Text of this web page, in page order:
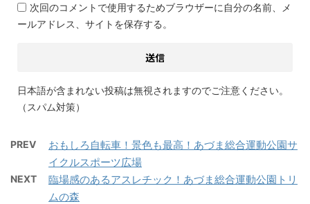
次回のコメントで使用するためブラウザーに自分の名前、メ
ールアドレス、サイトを保存する。
日本語が含まれない投稿は無視されますのでご注意ください。
（スパム対策）
PREV
おもしろ自転車！景色も最高！あづま総合運動公園サ
イクルスポーツ広場
NEXT
臨場感のあるアスレチック！あづま総合運動公園トリ
ムの森